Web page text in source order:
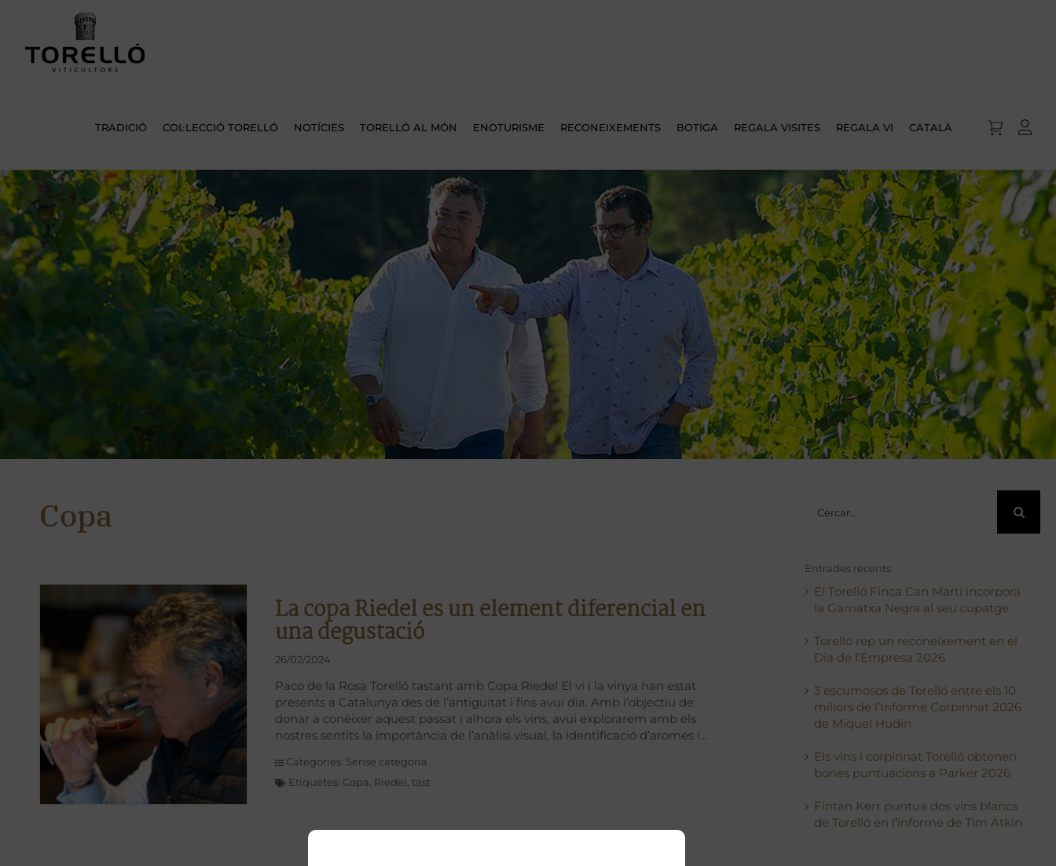
TRADICIÓ COL·LECCIÓ TORELLÓ NOTÍCIES TORELLÓ AL MÓN ENOTURISME RECONEIXEMENTS BOTIGA REGALA VISITES REGALA VI CATALÀ
Copa
La copa Riedel es un element diferencial en
una degustació
26/02/2024
Paco de la Rosa Torelló tastant amb Copa Riedel El vi i la vinya han estat
presents a Catalunya des de l’antiguitat i fins avui dia. Amb l’objectiu de
donar a conèixer aquest passat i alhora els vins, avui explorarem amb els
nostres sentits la importància de l’anàlisi visual, la identificació d’aromes i
Categories: Sense categoria
Etiquetes: Copa Riedel tast
Entrades recents
El Torelló Finca Can Martí incorpora
la Garnatxa Negra al seu cupatge
Torelló rep un reconeixement en el
Dia de l’Empresa 2026
3 escumosos de Torelló entre els 10
millors de l’Informe Corpinnat 2026
de Miquel Hudin
Els vins i corpinnat Torelló obtenen
bones puntuacions a Parker 2026
Fintan Kerr puntua dos vins blancs
de Torelló en l’informe de Tim Atkin